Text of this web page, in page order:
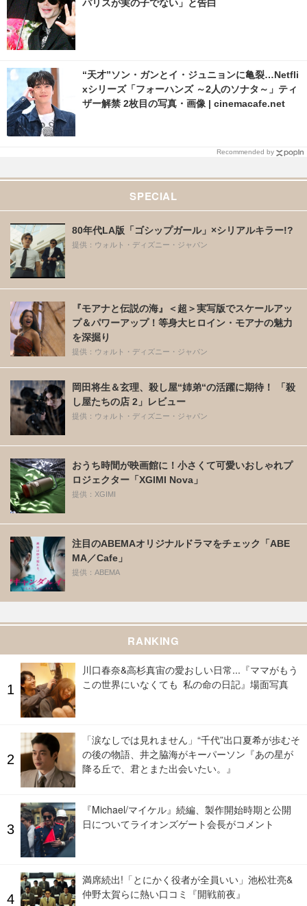
パリスが実の子でない」と告白
“天才”ソン・ガンとイ・ジュニョンに亀裂…Netfli
xシリーズ「フォーハンズ ～2人のソナタ～」ティ
ザー解禁 2枚目の写真・画像 | cinemacafe.net
Recommended by
SPECIAL
80年代LA版「ゴシップガール」×シリアルキラー!?
提供：ウォルト・ディズニー・ジャパン
『モアナと伝説の海』＜超＞実写版でスケールアッ
プ＆パワーアップ！等身大ヒロイン・モアナの魅力
を深掘り
提供：ウォルト・ディズニー・ジャパン
岡田将生＆玄理、殺し屋“姉弟“の活躍に期待！ 「殺
し屋たちの店 2」レビュー
提供：ウォルト・ディズニー・ジャパン
おうち時間が映画館に！小さくて可愛いおしゃれプ
ロジェクター「XGIMI Nova」
提供：XGIMI
注目のABEMAオリジナルドラマをチェック「ABE
MA／Cafe」
提供：ABEMA
RANKING
川口春奈&高杉真宙の愛おしい日常...『ママがもう
この世界にいなくても 私の命の日記』場面写真
「涙なしでは見れません」“千代”出口夏希が歩むそ
の後の物語、井之脇海がキーパーソン『あの星が
降る丘で、君とまた出会いたい。』
『Michael/マイケル』続編、製作開始時期と公開
日についてライオンズゲート会長がコメント
満席続出!「とにかく役者が全員いい」池松壮亮&
仲野太賀らに熱い口コミ『開戦前夜』